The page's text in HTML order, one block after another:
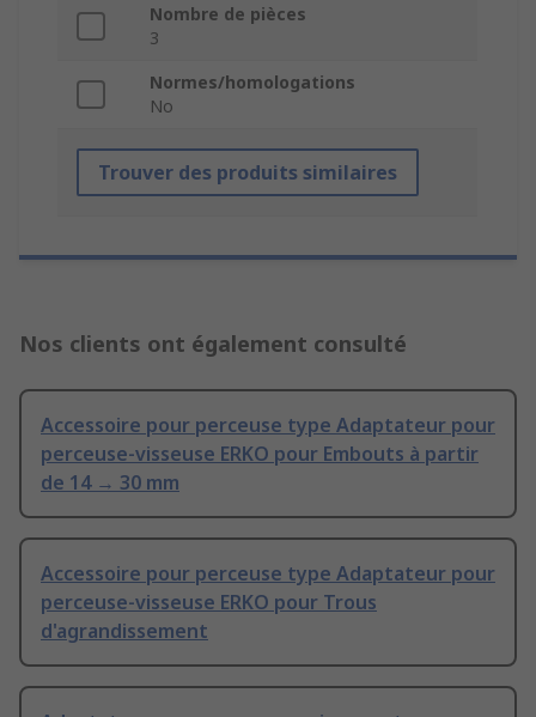
Nombre de pièces
3
Normes/homologations
No
Trouver des produits similaires
Nos clients ont également consulté
Accessoire pour perceuse type Adaptateur pour
perceuse-visseuse ERKO pour Embouts à partir
de 14 → 30 mm
Accessoire pour perceuse type Adaptateur pour
perceuse-visseuse ERKO pour Trous
d'agrandissement